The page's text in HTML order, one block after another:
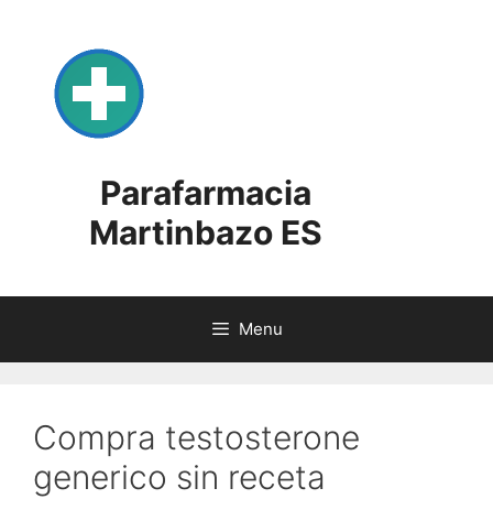
content
Parafarmacia
Martinbazo ES
Menu
Compra testosterone
generico sin receta